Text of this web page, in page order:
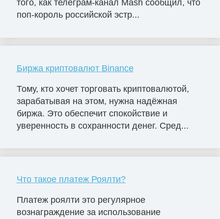
того, как телеграм-канал Mash сообщил, что
поп-король российской эстр...
Биржа криптовалют Binance
Тому, кто хочет торговать криптовалютой,
зарабатывая на этом, нужна надёжная
биржа. Это обеспечит спокойствие и
уверенность в сохранности денег. Сред...
Что такое платеж Роялти?
Платеж роялти это регулярное
вознаграждение за использование